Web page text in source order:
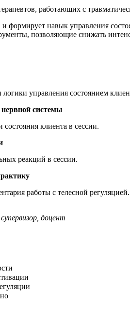
работающих с
формирует навык управления
позволяющие снижать
управления состоянием
системы
клиента в сессии.
реакций в сессии.
работы с телесной регуляцией.
доцент